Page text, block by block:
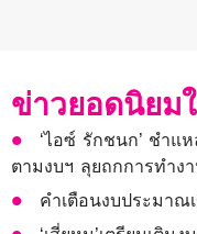
ข่าวยอดนิยม
‘ไอซ์ รักชนก’ ชำแ
ตามงบฯ ลุยถกการทำง
คำเตือนงบประมาณ